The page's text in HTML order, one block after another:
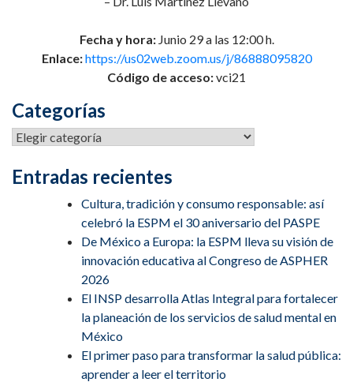
Fecha y hora: Junio 29 a las 12:00 h.
Enlace:https://us02web.zoom.us/j/86888095820
Código de acceso:vci21
Categorías
Categorías
Entradas recientes
Cultura, tradición y consumo responsable: así
celebró la ESPM el 30 aniversario del PASPE
De México a Europa: la ESPM lleva su visión de
innovación educativa al Congreso de ASPHER
2026
El INSP desarrolla Atlas Integral para fortalecer
la planeación de los servicios de salud mental en
México
El primer paso para transformar la salud pública:
aprender a leer el territorio